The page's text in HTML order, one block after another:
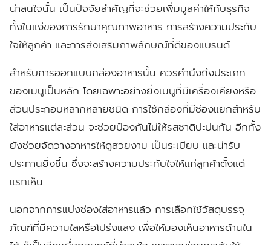
น่าสนใจนั้น เป็นปัจจัยสำคัญที่จะช่วยเพิ่มมูลค่าให้กับธุรกิจ
ทั้งในแง่ของการรักษาคุณภาพอาหาร การสร้างความประทับ
ใจให้ลูกค้า และการส่งเสริมภาพลักษณ์ที่ดีของแบรนด์
สำหรับการออกแบบกล่องอาหารนั้น ควรคำนึงถึงประเภท
ของเมนูเป็นหลัก โดยเฉพาะอย่างยิ่งเมนูที่มีเครื่องเคียงหรือ
ส่วนประกอบหลากหลายชนิด การใช้กล่องที่มีช่องแยกสำหรับ
ใส่อาหารแต่ละส่วน จะช่วยป้องกันไม่ให้รสชาติปะปนกัน อีกทั้ง
ยังช่วยจัดวางอาหารให้ดูสวยงาม เป็นระเบียบ และน่ารับ
ประทานยิ่งขึ้น ซึ่งจะสร้างความประทับใจให้แก่ลูกค้าตั้งแต่
แรกเห็น
นอกจากการแบ่งช่องใส่อาหารแล้ว การเลือกใช้วัสดุบรรจุ
ภัณฑ์ที่มีความใสหรือโปร่งแสง เพื่อให้มองเห็นอาหารด้านใน